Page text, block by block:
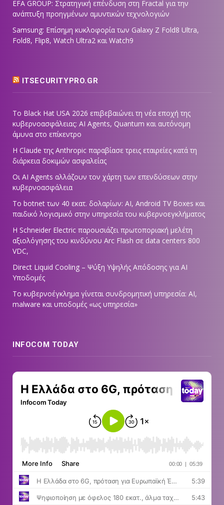
EFA GROUP: Στρατηγική επένδυση στη Fractal για την
ανάπτυξη προηγμένων αμυντικών τεχνολογιών
Samsung: Επίσημη κυκλοφορία των Galaxy Z Fold8 Ultra,
Fold8, Flip8, Watch Ultra2 και Watch9
ITSECURITYPRO.GR
Το Black Hat USA 2026 επιβεβαιώνει τη νέα εποχή της
κυβερνοασφάλειας: AI Agents, Quantum και αυτόνομη
άμυνα στο επίκεντρο
Η Claude της Anthropic παραβίασε τρεις εταιρείες κατά τη
διάρκεια δοκιμών ασφαλείας
Οι AI Agents αλλάζουν τον χάρτη των επενδύσεων στην
κυβερνοασφάλεια
Το botnet των 40 εκατ. δολαρίων: AI, Android TV Boxes και
παιδικό λογισμικό στην υπηρεσία του κυβερνοεγκλήματος
Η Schneider Electric παρουσιάζει πρωτοποριακή μελέτη
αξιολόγησης του κινδύνου Arc Flash σε data centers 800
VDC,
Direct Liquid Cooling – Ψύξη Υψηλής Απόδοσης για AI
Υποδομές
Το κυβερνοέγκλημα γίνεται συνδρομητική υπηρεσία: AI,
malware και υποδομές «ως υπηρεσία»
INFOCOM TODAY